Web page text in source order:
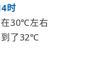
时
30℃左右
了32℃